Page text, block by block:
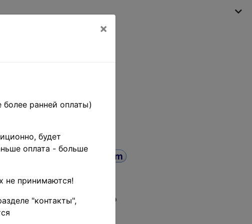
1859 гг. •
×
ранней оплаты)
будет
оплата - больше
не принимаются!
"контакты",